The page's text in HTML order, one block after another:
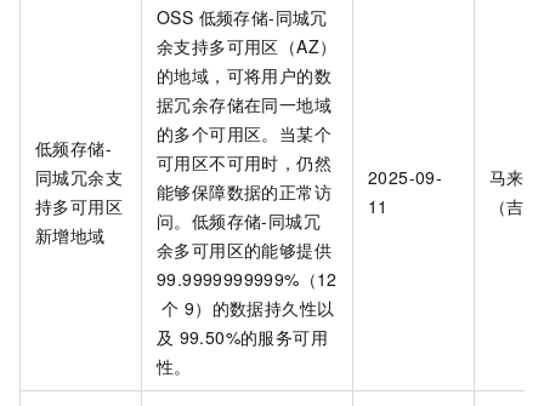
低频存储-
同城冗余支
持多可用区
新增地域
OSS 低频存储-同城冗
余支持多可用区（AZ）
的地域，可将用户的数
据冗余存储在同一地域
的多个可用区。当某个
可用区不可用时，仍然
能够保障数据的正常访
问。 低频存储-同城冗
余多可用区的能够提供
99.9999999999%（12
个 9）的数据持久性以
及 99.50%的服务可用
性。
2025-09-
11
马来
（吉